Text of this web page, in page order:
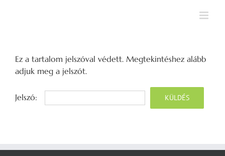
Ez a tartalom jelszóval védett. Megtekintéshez alább
adjuk meg a jelszót.
Jelszó: